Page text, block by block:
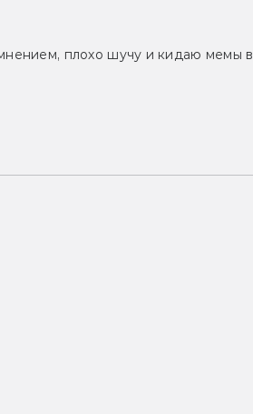
плохо шучу и кидаю мемы в